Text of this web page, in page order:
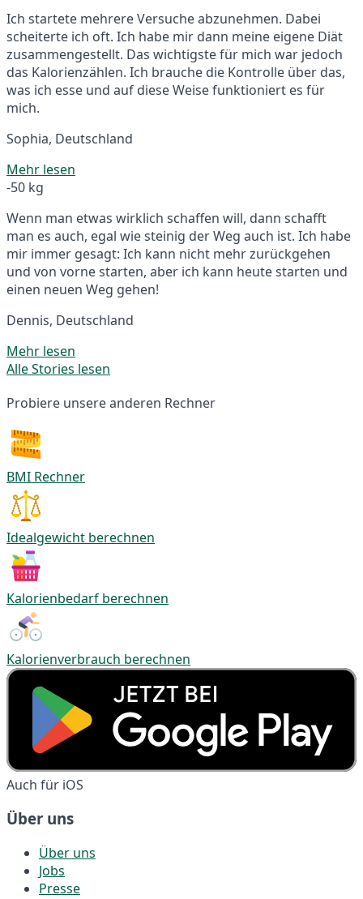
Ich startete mehrere Versuche abzunehmen. Dabei
scheiterte ich oft. Ich habe mir dann meine eigene Diät
zusammengestellt. Das wichtigste für mich war jedoch
das Kalorienzählen. Ich brauche die Kontrolle über das,
was ich esse und auf diese Weise funktioniert es für
mich.
Sophia, Deutschland
Mehr lesen
-50 kg
Wenn man etwas wirklich schaffen will, dann schafft
man es auch, egal wie steinig der Weg auch ist. Ich habe
mir immer gesagt: Ich kann nicht mehr zurückgehen
und von vorne starten, aber ich kann heute starten und
einen neuen Weg gehen!
Dennis, Deutschland
Mehr lesen
Alle Stories lesen
Probiere unsere anderen Rechner
BMI Rechner
Idealgewicht berechnen
Kalorienbedarf berechnen
Kalorienverbrauch berechnen
Auch für iOS
Über uns
Über uns
Jobs
Presse